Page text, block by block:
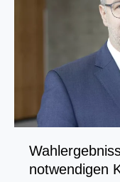
Metropole
Griff
notwendigen